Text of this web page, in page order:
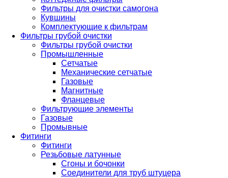
Фильтры для очистки самогона
Кувшины
Комплектующие к фильтрам
Фильтры грубой очистки
Фильтры грубой очистки
Промышленные
Сетчатые
Механические сетчатые
Газовые
Магнитные
Фланцевые
Фильтрующие элементы
Газовые
Промывные
Фитинги
Фитинги
Резьбовые латунные
Сгоны и бочонки
Соединители для труб штуцера